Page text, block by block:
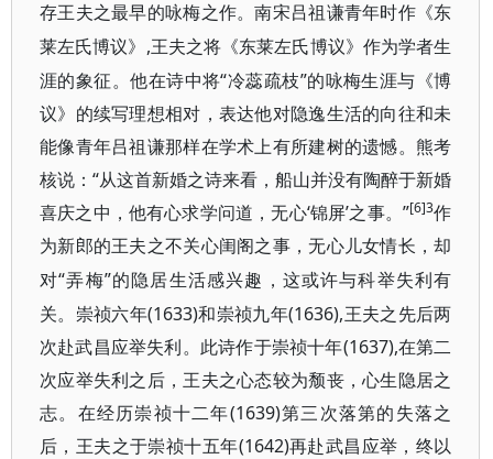
存王夫之最早的咏梅之作。南宋吕祖谦青年时作《东
莱左氏博议》 ,王夫之将《东莱左氏博议》作为学者生
涯的象征。他在诗中将“冷蕊疏枝”的咏梅生涯与《博
议》的续写理想相对，表达他对隐逸生活的向往和未
能像青年吕祖谦那样在学术上有所建树的遗憾。熊考
核说：“从这首新婚之诗来看，船山并没有陶醉于新婚
喜庆之中，他有心求学问道，无心‘锦屏’之事。”[6]3作
为新郎的王夫之不关心闺阁之事，无心儿女情长，却
对“弄梅”的隐居生活感兴趣，这或许与科举失利有
关。崇祯六年(1633)和崇祯九年(1636),王夫之先后两
次赴武昌应举失利。此诗作于崇祯十年(1637),在第二
次应举失利之后，王夫之心态较为颓丧，心生隐居之
志。在经历崇祯十二年(1639)第三次落第的失落之
后，王夫之于崇祯十五年(1642)再赴武昌应举，终以